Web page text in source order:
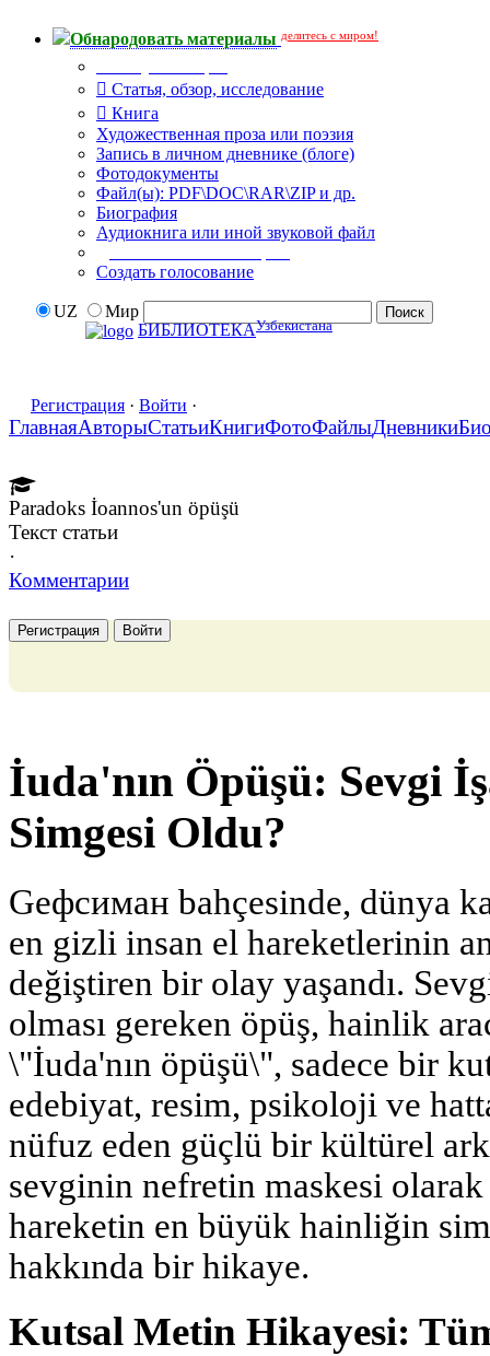
Обнародовать материалы делитесь с миром!
Статья, обзор, исследование
Книга
Художественная проза или поэзия
Запись в личном дневнике (блоге)
Фотодокументы
Файл(ы): PDF\DOC\RAR\ZIP и др.
Биография
Аудиокнига или иной звуковой файл
Создать голосование
UZ
Мир
БИБЛИОТЕКАУзбекистана
Регистрация · Войти ·
ГлавнаяАвторыСтатьиКнигиФотоФайлыДневники
Paradoks İoannos'un öpüşü
Текст статьи
·
Комментарии
Регистрация Войти
İuda'nın Öpüşü: Sevgi
Simgesi Oldu?
Gефсиман bahçesinde, dünya
en gizli insan el hareketlerinin
değiştiren bir olay yaşandı.
olması gereken öpüş, hainlik
\"İuda'nın öpüşü\", sadece bir
edebiyat, resim, psikoloji ve
nüfuz eden güçlü bir kültürel
sevginin nefretin maskesi
hareketin en büyük hainliğin
hakkında bir hikaye.
Kutsal Metin Hikayesi: